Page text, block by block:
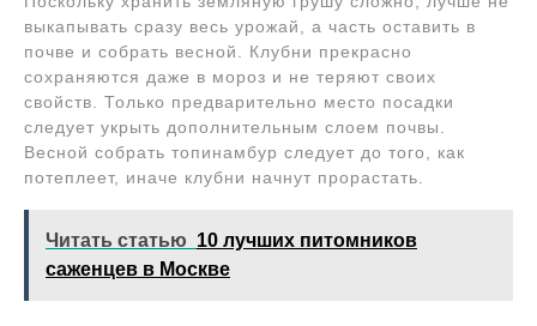
выкапывать сразу весь урожай, а часть оставить в
почве и собрать весной. Клубни прекрасно
сохраняются даже в мороз и не теряют своих
свойств. Только предварительно место посадки
следует укрыть дополнительным слоем почвы.
Весной собрать топинамбур следует до того, как
потеплеет, иначе клубни начнут прорастать.
Читать статью 10 лучших питомников
саженцев в Москве